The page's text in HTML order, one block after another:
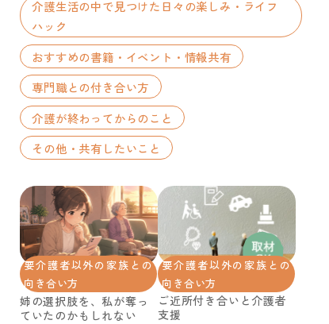
介護生活の中で見つけた日々の楽しみ・ライフ
ハック
おすすめの書籍・イベント・情報共有
専門職との付き合い方
介護が終わってからのこと
その他・共有したいこと
要介護者以外の家族との
向き合い方
姉の選択肢を、私が奪っ
ていたのかもしれない
要介護者以外の家族との
向き合い方
ご近所付き合いと介護者
支援